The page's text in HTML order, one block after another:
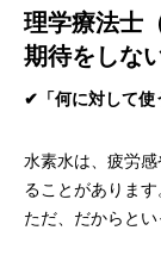
理学療法士
期待をしな
✔︎「何に対して使
水素水は、疲労
ることがあります
ただ、だからとい